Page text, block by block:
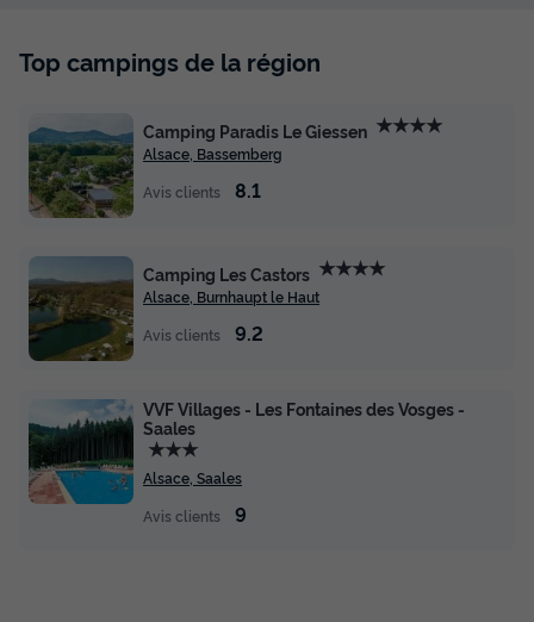
Top campings de la région
Camping Paradis Le Giessen ★★★★
Alsace, Bassemberg
Avis clients
8.1
Camping Les Castors ★★★★
Alsace, Burnhaupt le Haut
Avis clients
9.2
VVF Villages - Les Fontaines des Vosges -
Saales
★★★
Alsace, Saales
Avis clients
9